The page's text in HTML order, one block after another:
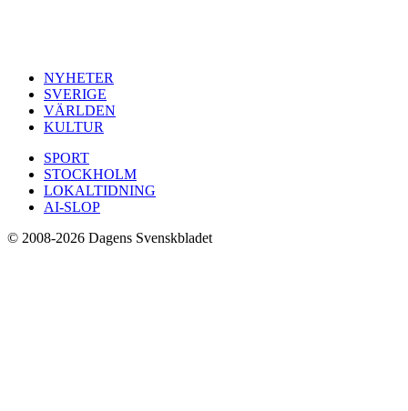
NYHETER
SVERIGE
VÄRLDEN
KULTUR
SPORT
STOCKHOLM
LOKALTIDNING
AI-SLOP
© 2008-2026 Dagens Svenskbladet